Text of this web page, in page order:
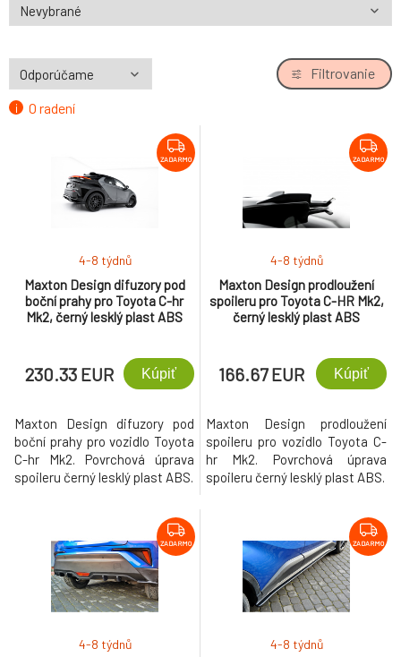
O radení
Filtrovanie
ZADARMO
Maxton Design difuzory pod
boční prahy pro Toyota C-hr
Mk2, černý lesklý plast ABS
4-8 týdnů
230.33 EUR Kúpiť
Maxton Design difuzory pod
boční prahy pro vozidlo Toyota
C-hr Mk2. Povrchová úprava
spoileru černý lesklý plast ABS.
ZADARMO
Maxton Design prodloužení
spoileru pro Toyota C-HR Mk2,
černý lesklý plast ABS
4-8 týdnů
166.67 EUR Kúpiť
Maxton Design prodloužení
spoileru pro vozidlo Toyota C-
hr Mk2. Povrchová úprava
spoileru černý lesklý plast ABS.
ZADARMO
4-8 týdnů
ZADARMO
4-8 týdnů